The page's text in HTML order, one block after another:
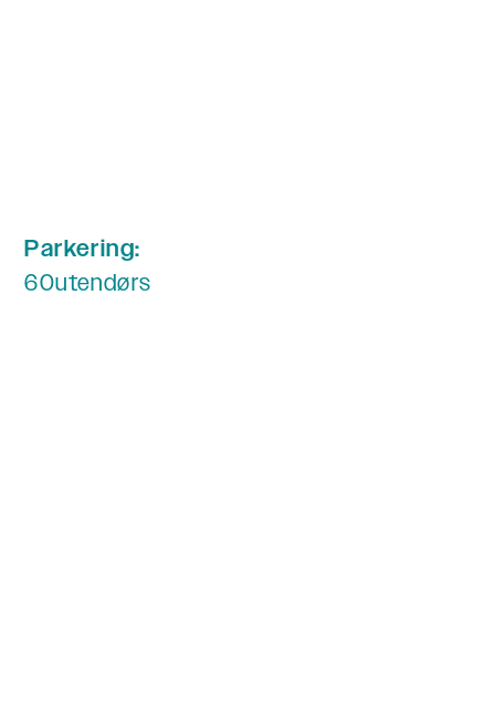
Parkering:
60utendørs